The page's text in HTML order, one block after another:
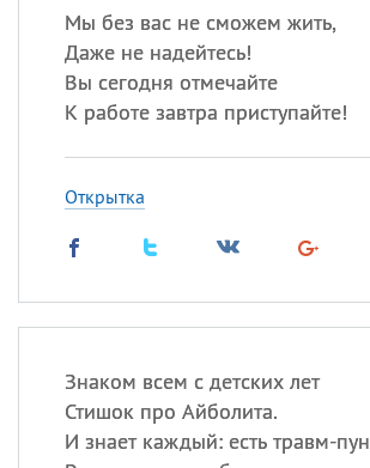
Мы без вас не сможем жить,
Даже не надейтесь!
Вы сегодня отмечайте
К работе завтра приступайте!
Открытка
Знаком всем с детских лет
Стишок про Айболита.
И знает каждый: есть травм-
Анфиса
Посмотреть